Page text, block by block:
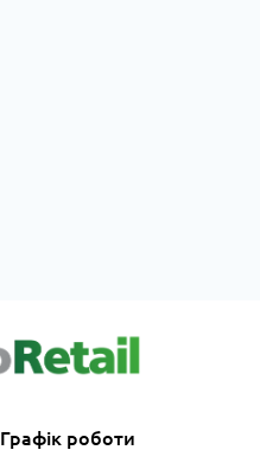
Графік роботи